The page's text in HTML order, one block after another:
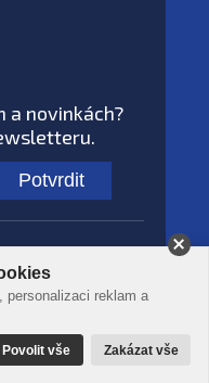
a novinkách?
Potvrdit
-Podmínky
osobních
personalizaci reklam a
Povolit vše Zakázat vše